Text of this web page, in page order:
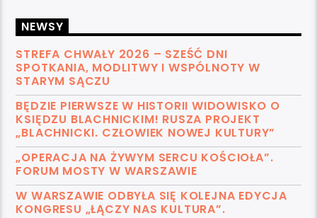
NEWSY
STREFA CHWAŁY 2026 – SZEŚĆ DNI
SPOTKANIA, MODLITWY I WSPÓLNOTY W
STARYM SĄCZU
BĘDZIE PIERWSZE W HISTORII WIDOWISKO O
KSIĘDZU BLACHNICKIM! RUSZA PROJEKT
„BLACHNICKI. CZŁOWIEK NOWEJ KULTURY”
„OPERACJA NA ŻYWYM SERCU KOŚCIOŁA”.
FORUM MOSTY W WARSZAWIE
W WARSZAWIE ODBYŁA SIĘ KOLEJNA EDYCJA
KONGRESU „ŁĄCZY NAS KULTURA”.